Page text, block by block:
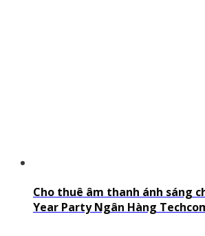
Cho thuê âm thanh ánh sáng
Year Party Ngân Hàng